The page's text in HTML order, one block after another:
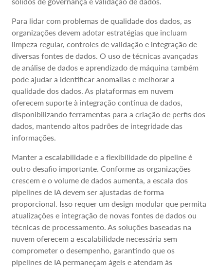
Para lidar com problemas de qualidade dos dados, as
organizações devem adotar estratégias que incluam
limpeza regular, controles de validação e integração de
diversas fontes de dados. O uso de técnicas avançadas
de análise de dados e aprendizado de máquina também
pode ajudar a identificar anomalias e melhorar a
qualidade dos dados. As plataformas em nuvem
oferecem suporte à integração contínua de dados,
disponibilizando ferramentas para a criação de perfis dos
dados, mantendo altos padrões de integridade das
informações.
Manter a escalabilidade e a flexibilidade do pipeline é
outro desafio importante. Conforme as organizações
crescem e o volume de dados aumenta, a escala dos
pipelines de IA devem ser ajustadas de forma
proporcional. Isso requer um design modular que permita
atualizações e integração de novas fontes de dados ou
técnicas de processamento. As soluções baseadas na
nuvem oferecem a escalabilidade necessária sem
comprometer o desempenho, garantindo que os
pipelines de IA permaneçam ágeis e atendam às